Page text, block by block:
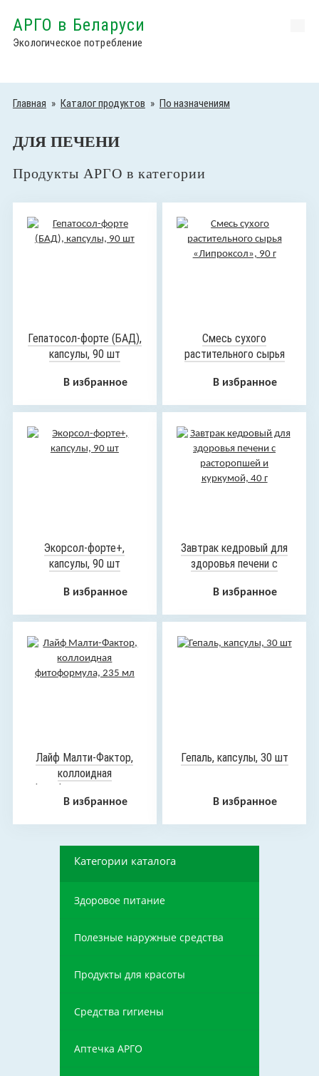
АРГО в Беларуси
Экологическое потребление
Главная » Каталог продуктов » По назначениям
ДЛЯ ПЕЧЕНИ
Продукты АРГО в категории
Гепатосол-форте (БАД),
капсулы, 90 шт
В избранное
Смесь сухого
растительного сырья
В избранное
Экорсол-форте+,
капсулы, 90 шт
В избранное
Завтрак кедровый для
здоровья печени с
куркумой, 40 г
В избранное
Лайф Малти-Фактор,
коллоидная
фитоформула, 235 мл
В избранное
Гепаль, капсулы, 30 шт
В избранное
Категории каталога
Здоровое питание
Полезные наружные средства
Продукты для красоты
Средства гигиены
Аптечка АРГО